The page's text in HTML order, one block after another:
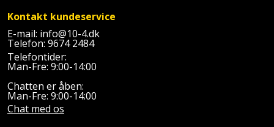
Soldater
støtte
og
teleskopstøtte
Stålbørste
Mejselhammer
Multicutter
Multicuttertilbehør
Multisliber
Presenning
Redskabsskur
Rengøring
Shelter
Kontakt kundeservice
E-mail: info@10-4.dk
Telefon: 9674 2484
Telefontider:
Man-Fre: 9:00-14:00
Chatten er åben:
Man-Fre: 9:00-14:00
Chat med os